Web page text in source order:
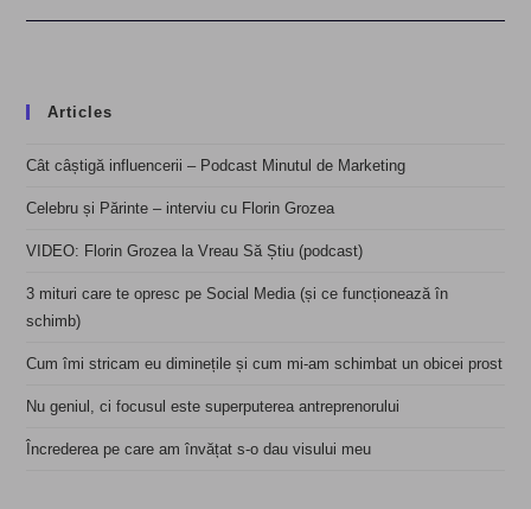
Articles
Cât câștigă influencerii – Podcast Minutul de Marketing
Celebru și Părinte – interviu cu Florin Grozea
VIDEO: Florin Grozea la Vreau Să Știu (podcast)
3 mituri care te opresc pe Social Media (și ce funcționează în
schimb)
Cum îmi stricam eu diminețile și cum mi-am schimbat un obicei prost
Nu geniul, ci focusul este superputerea antreprenorului
Încrederea pe care am învățat s-o dau visului meu